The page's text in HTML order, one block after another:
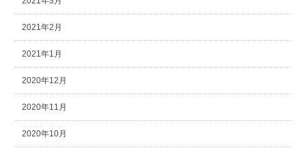
2021年2月
2021年1月
2020年12月
2020年11月
2020年10月